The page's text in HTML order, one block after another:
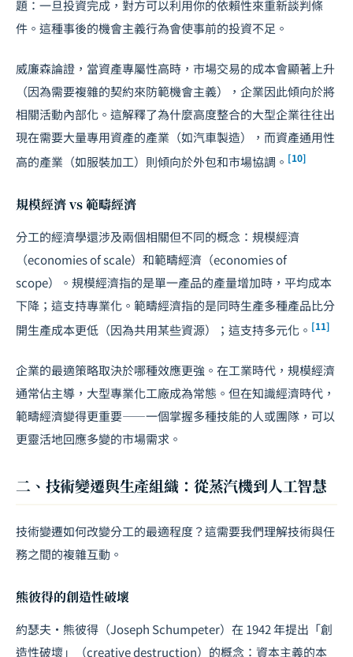
題：一旦投資完成，對方可以利用你的依賴性來重新談判條
件。這種事後的機會主義行為會使事前的投資不足。
威廉森論證，當資產專屬性高時，市場交易的成本會顯著上升
（因為需要複雜的契約來防範機會主義），企業因此傾向於將
相關活動內部化。這解釋了為什麼高度整合的大型企業往往出
現在需要大量專用資產的產業（如汽車製造），而資產通用性
高的產業（如服裝加工）則傾向於外包和市場協調。 [10]
規模經濟 vs 範疇經濟
分工的經濟學還涉及兩個相關但不同的概念：規模經濟
（economies of scale）和範疇經濟（economies of
scope）。規模經濟指的是單一產品的產量增加時，平均成本
下降；這支持專業化。範疇經濟指的是同時生產多種產品比分
開生產成本更低（因為共用某些資源）；這支持多元化。 [11]
企業的最適策略取決於哪種效應更強。在工業時代，規模經濟
通常佔主導，大型專業化工廠成為常態。但在知識經濟時代，
範疇經濟變得更重要——一個掌握多種技能的人或團隊，可以
更靈活地回應多變的市場需求。
二、技術變遷與生產組織：從蒸汽機到人工智慧
技術變遷如何改變分工的最適程度？這需要我們理解技術與任
務之間的複雜互動。
熊彼得的創造性破壞
約瑟夫·熊彼得（Joseph Schumpeter）在 1942 年提出「創
造性破壞」（creative destruction）的概念：資本主義的本